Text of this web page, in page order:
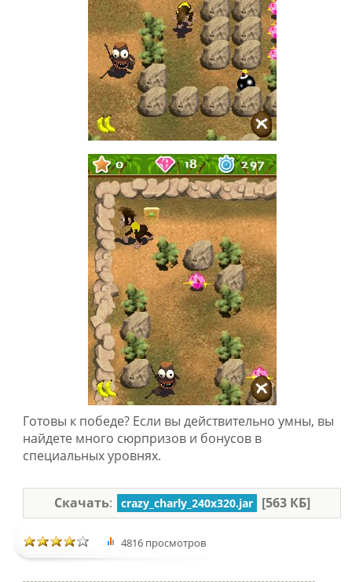
Готовы к победе? Если вы действительно умны, вы
найдете много сюрпризов и бонусов в
специальных уровнях.
Скачать: crazy_charly_240x320.jar [563 КБ]
4816 просмотров